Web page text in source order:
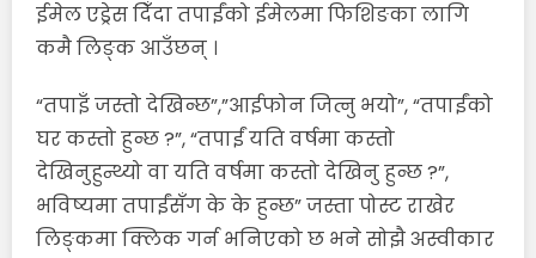
ईमेल एड्रेस दिँदा तपाईंको ईमेलमा फिशिङका लागि
कमै लिङ्क आउँछन् ।
“तपाइँ जस्तो देखिन्छ”,”आईफोन जित्नु भयो”, “तपाईंको
घर कस्तो हुन्छ ?”, “तपाईं यति वर्षमा कस्तो
देखिनुहुन्थ्यो वा यति वर्षमा कस्तो देखिनु हुन्छ ?”,
भविष्यमा तपाईंसँग के के हुन्छ” जस्ता पोस्ट राखेर
लिङ्कमा क्लिक गर्न भनिएको छ भने सोझै अस्वीकार